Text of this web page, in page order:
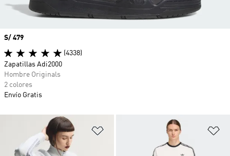
Añadir a la lista de deseos
Precio
S/ 479
(4338)
Zapatillas Adi2000
Hombre Originals
2 colores
Envío Gratis